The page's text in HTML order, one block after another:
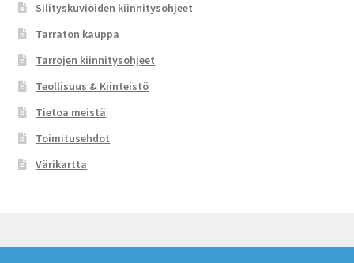
Silityskuvioiden kiinnitysohjeet
Tarraton kauppa
Tarrojen kiinnitysohjeet
Teollisuus & Kiinteistö
Tietoa meistä
Toimitusehdot
Värikartta